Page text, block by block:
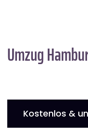
Umzug
Kostenlos &